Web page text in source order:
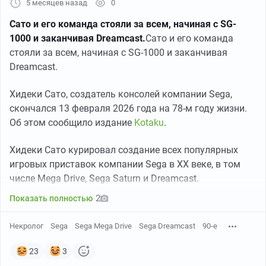
Как мультсериал, так и видеоигру, в детстве по
неведомой причине я пропустил.
Восполняю пропущенное пока оригинальным
к сожалению комплектом без мануала (надеюсь
добавлю его позже)
5 месяцев назад 0
Сато и его команда стояли за всем, начиная с SG-
1000 и заканчивая Dreamcast.Сато и его команда
стояли за всем, начиная с SG-1000 и заканчивая
Dreamcast.
Хидеки Сато, создатель консолей компании Sega,
скончался 13 февраля 2026 года на 78-м году жизни.
Об этом сообщило издание Kotaku.
Хидеки Сато курировал создание всех популярных
игровых приставок компании Sega в XX веке, в том
числе Mega Drive, Sega Saturn и Dreamcast.
Показать полностью 2
Некролог Sega Sega Mega Drive Sega Dreamcast 90-е
23 3